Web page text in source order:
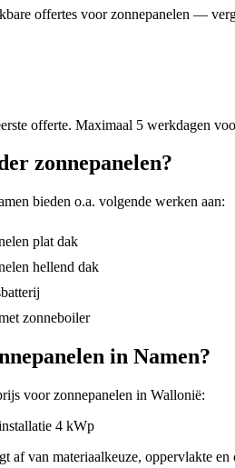
offertes voor zonnepanelen —
offerte. Maximaal 5 werkdagen
zonnepanelen?
bieden o.a. volgende werken aan:
plat dak
hellend dak
zonneboiler
in Namen?
voorzonnepanelen in Wallonië:
4 kWp
af van materiaalkeuze, oppervlakte